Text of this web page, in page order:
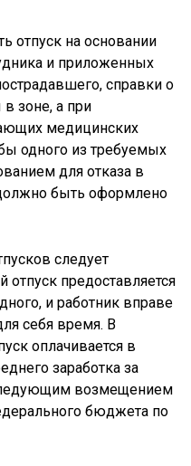
отпуск на основании
и приложенных
справки о
зоне, а при
медицинских
одного из требуемых
для отказа в
быть оформлено
следует
отпуск предоставляется
и работник вправе
себя время. В
оплачивается в
заработка за
возмещением
бюджета по